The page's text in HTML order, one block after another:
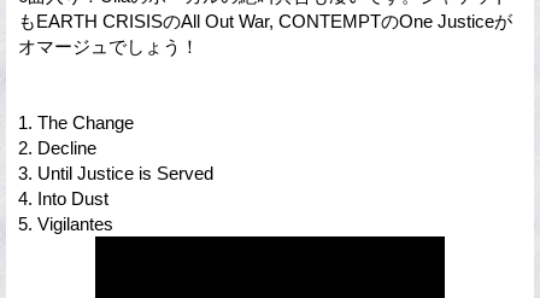
もEARTH CRISISのAll Out War, CONTEMPTのOne Justiceが
オマージュでしょう！
1. The Change
2. Decline
3. Until Justice is Served
4. Into Dust
5. Vigilantes